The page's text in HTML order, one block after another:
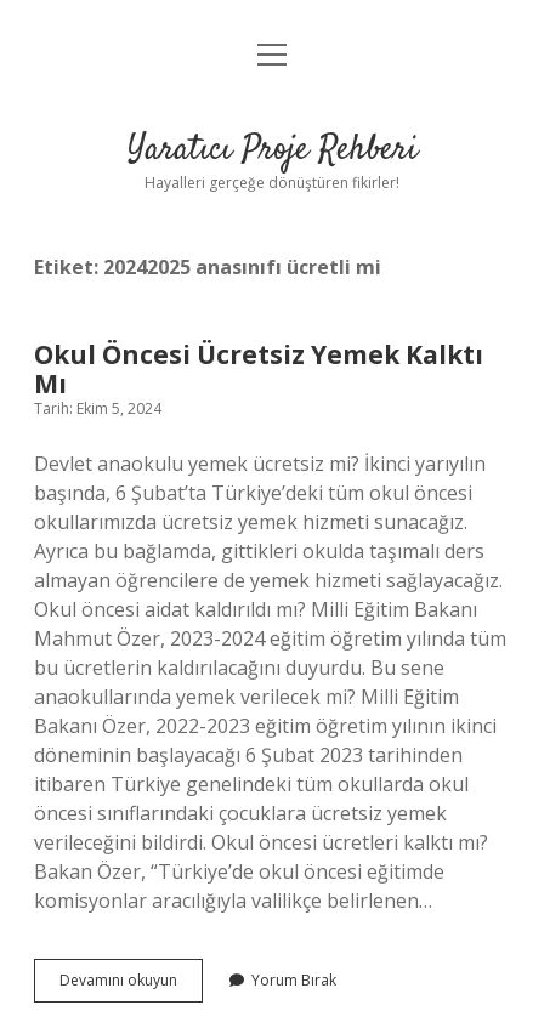
Anasayfa
Yasal Uyarı
menüyü
Yaratıcı Proje Rehberi
Hayalleri gerçeğe dönüştüren fikirler!
Etiket: 20242025 anasınıfı ücretli mi
Okul Öncesi Ücretsiz Yemek Kalktı
Mı
Tarih: Ekim 5, 2024
Devlet anaokulu yemek ücretsiz mi? İkinci yarıyılın
başında, 6 Şubat’ta Türkiye’deki tüm okul öncesi
okullarımızda ücretsiz yemek hizmeti sunacağız.
Ayrıca bu bağlamda, gittikleri okulda taşımalı ders
almayan öğrencilere de yemek hizmeti sağlayacağız.
Okul öncesi aidat kaldırıldı mı? Milli Eğitim Bakanı
Mahmut Özer, 2023-2024 eğitim öğretim yılında tüm
bu ücretlerin kaldırılacağını duyurdu. Bu sene
anaokullarında yemek verilecek mi? Milli Eğitim
Bakanı Özer, 2022-2023 eğitim öğretim yılının ikinci
döneminin başlayacağı 6 Şubat 2023 tarihinden
itibaren Türkiye genelindeki tüm okullarda okul
öncesi sınıflarındaki çocuklara ücretsiz yemek
verileceğini bildirdi. Okul öncesi ücretleri kalktı mı?
Bakan Özer, “Türkiye’de okul öncesi eğitimde
komisyonlar aracılığıyla valilikçe belirlenen…
Devamını okuyun
Öncesi
Yorum Bırak